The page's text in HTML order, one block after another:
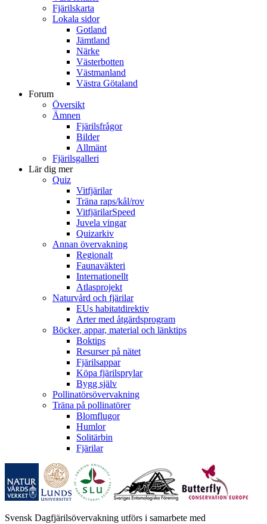
Fjärilskarta
Lokala sidor
Gotland
Jämtland
Närke
Västerbotten
Västmanland
Västra Götaland
Forum
Översikt
Ämnen
Fjärilsfrågor
Bilder
Allmänt
Fjärilsgalleri
Lär dig mer
Quiz
Vitfjärilar
Träna raps/kål/rov
VitfjärilarSpeed
Juvela vingar
Quizarkiv
Annan övervakning
Regionalt
Faunaväkteri
Internationellt
Atlasprojekt
Naturvård och fjärilar
EUs habitatdirektiv
Arter med åtgärdsprogram
Böcker, appar, material och länktips
Boktips
Resurser på nätet
Fjärilsappar
Köpa fjärilsprylar
Bygg själv
Pollinatörsövervakning
Träna på pollinatörer
Blomflugor
Humlor
Solitärbin
Fjärilar
Svensk Dagfjärilsövervakning utförs i samarbete med